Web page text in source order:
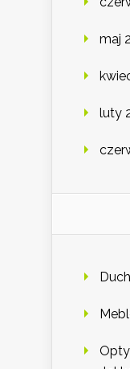
maj
luty